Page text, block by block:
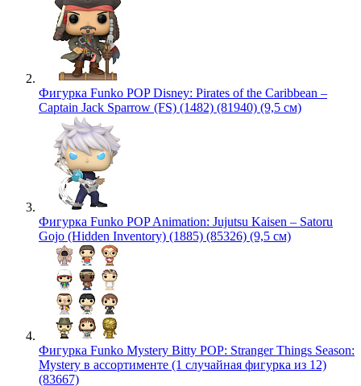
Фигурка Funko POP Disney: Pirates of the Caribbean –
Captain Jack Sparrow (FS) (1482) (81940) (9,5 см)
Фигурка Funko POP Animation: Jujutsu Kaisen – Satoru
Gojo (Hidden Inventory) (1885) (85326) (9,5 см)
Фигурка Funko Mystery Bitty POP: Stranger Things Season:
Mystery в ассортименте (1 случайная фигурка из 12)
(83667)